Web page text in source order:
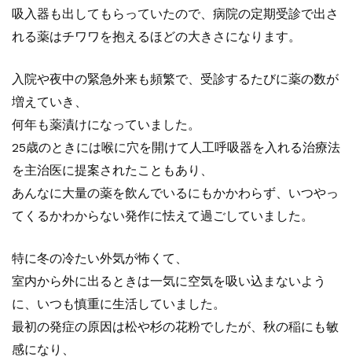
吸入器も出してもらっていたので、病院の定期受診で出さ
れる薬はチワワを抱えるほどの大きさになります。
入院や夜中の緊急外来も頻繁で、受診するたびに薬の数が
増えていき、
何年も薬漬けになっていました。
25歳のときには喉に穴を開けて人工呼吸器を入れる治療法
を主治医に提案されたこともあり、
あんなに大量の薬を飲んでいるにもかかわらず、いつやっ
てくるかわからない発作に怯えて過ごしていました。
特に冬の冷たい外気が怖くて、
室内から外に出るときは一気に空気を吸い込まないよう
に、いつも慎重に生活していました。
最初の発症の原因は松や杉の花粉でしたが、秋の稲にも敏
感になり、